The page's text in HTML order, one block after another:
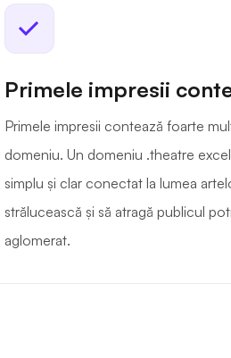
Primele impresii
Primele impresii contează foarte
domeniu. Un domeniu .theatre
simplu și clar conectat la lumea
strălucească și să atragă publicul
aglomerat.